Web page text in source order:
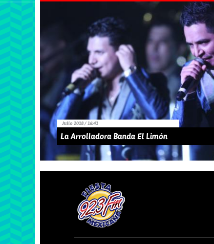
Julio 2018 / 16:41
La Arrolladora Banda El Limón